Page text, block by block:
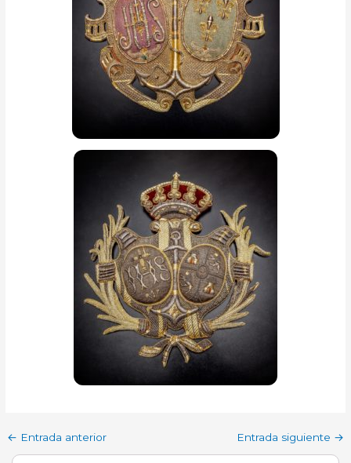
← Entrada anterior Entrada siguiente →